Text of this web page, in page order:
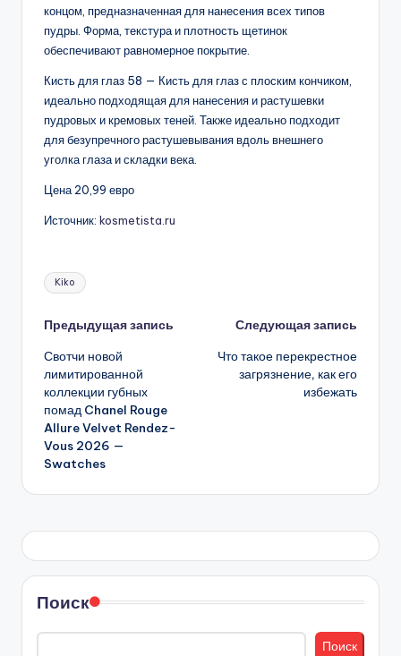
концом, предназначенная для нанесения всех типов
пудры. Форма, текстура и плотность щетинок
обеспечивают равномерное покрытие.
Кисть для глаз 58 — Кисть для глаз с плоским кончиком,
идеально подходящая для нанесения и растушевки
пудровых и кремовых теней. Также идеально подходит
для безупречного растушевывания вдоль внешнего
уголка глаза и складки века.
Цена 20,99 евро
Источник: kosmetista.ru
Метки:
Kiko
Навигация
записи
Предыдущая запись
Свотчи новой
лимитированной
коллекции губных
помад Chanel Rouge
Allure Velvet Rendez-
Vous 2026 —
Swatches
Следующая запись
Что такое перекрестное
загрязнение, как его
избежать
Поиск
Поиск